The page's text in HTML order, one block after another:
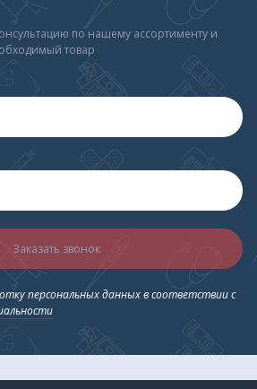
по нашему ассортименту и
товар
Заказать звонок
персональных данных в соответствии с